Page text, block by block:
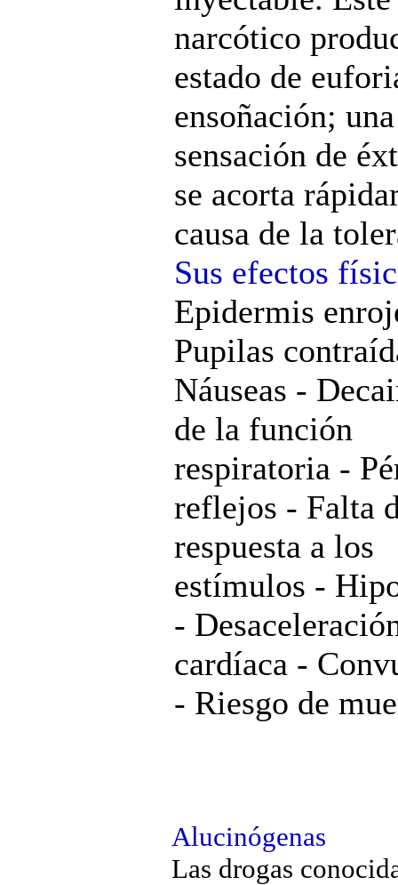
narcótico
estado de
ensoñación; una
sensación de
se acorta
causa de la
Sus efectos
Epidermis
Pupilas
Náuseas -
de la función
respiratoria -
reflejos - Falta
respuesta a los
estímulos -
-
cardíaca -
- Riesgo de
Alucinógenas
Las drogas